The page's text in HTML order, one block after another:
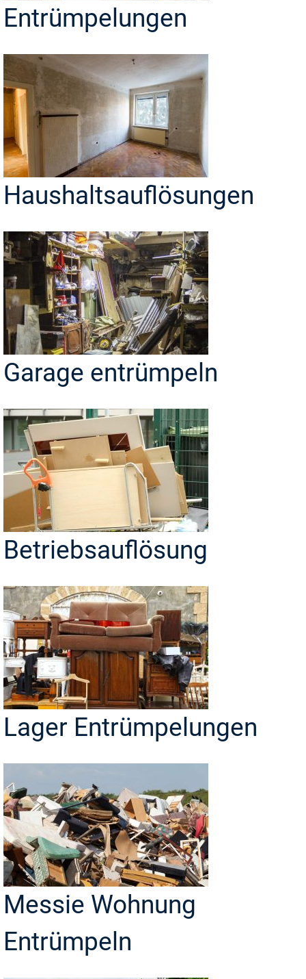
Entrümpelungen
Haushaltsauflösungen
Garage entrümpeln
Betriebsauflösung
Lager Entrümpelungen
Messie Wohnung
Entrümpeln